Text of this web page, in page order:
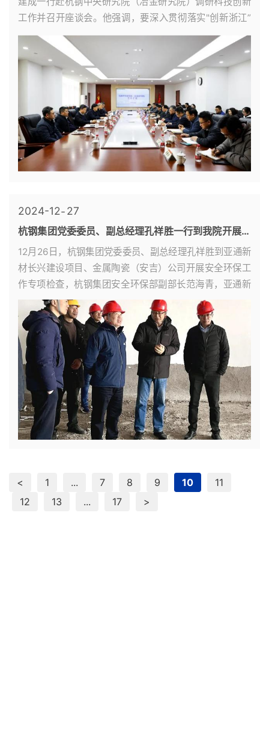
工作并召开座谈会。他强调，要深入贯彻落实"创新浙江”
“创新国企”的决策部署和集团公司关于“科创提速攻...
27
2024-12
杭钢集团党委委员、副总经理孔祥胜一行到我院开展安
全环保工作专项检查
12月26日，杭钢集团党委委员、副总经理孔祥胜到亚通新
材长兴建设项目、金属陶瓷（安吉）公司开展安全环保工
作专项检查，杭钢集团安全环保部副部长范海青，亚通新
材总经理吴冰，院副总经理骆仁智等陪同检查。孔祥胜一
行深入亚通长兴项目施工现场、金...
< 1 ... 7 8 9 10
11
12
13 ... 17 >